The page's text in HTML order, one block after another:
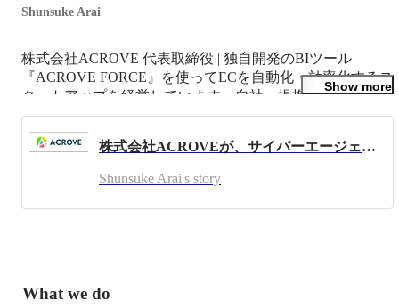
Shunsuke Arai
株式会社ACROVE 代表取締役 | 独自開発のBIツール
『ACROVE FORCE』を使ってECを自動化・効率化するス
タートアップを経営しています。自社・提携ブランド含め
て既に50以上のECを常時運用しています。Wantedlyでは、
主に弊社で一緒にお仕事していただけたらと思う方にお声
がけさせて頂いております。
Show more
株式会社ACROVEが、サイバーエージェント・キャピタル及びイーストベンチャーズを引受先とする第三者割当増資を実施。
Shunsuke Arai's story
What we do